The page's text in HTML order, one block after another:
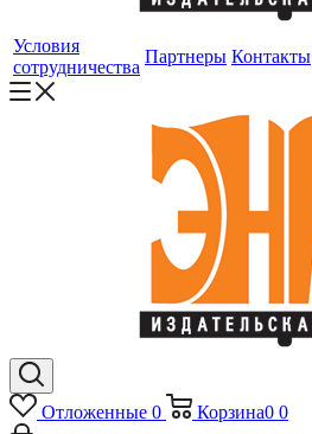
Условия
сотрудничества
Партнеры Контакты
Отложенные 0 Корзина0 0